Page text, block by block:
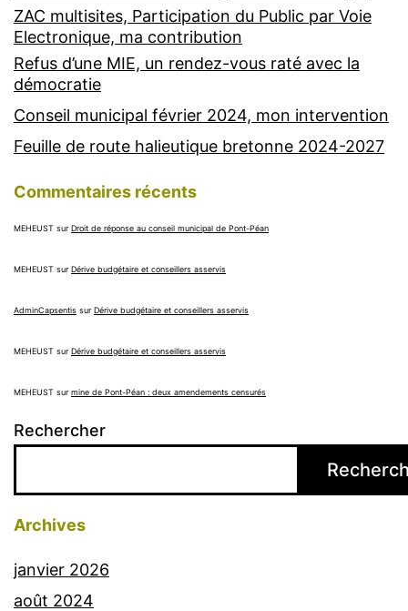
ZAC multisites, Participation du Public par Voie
Electronique, ma contribution
Refus d’une MIE, un rendez-vous raté avec la
démocratie
Conseil municipal février 2024, mon intervention
Feuille de route halieutique bretonne 2024-2027
Commentaires récents
MEHEUST surDroit de réponse au conseil municipal de Pont-Péan
MEHEUST surDérive budgétaire et conseillers asservis
AdminCapsentis surDérive budgétaire et conseillers asservis
MEHEUST surDérive budgétaire et conseillers asservis
MEHEUST surmine de Pont-Péan : deux amendements censurés
Rechercher
Archives
janvier 2026
août 2024